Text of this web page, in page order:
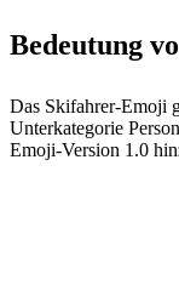
Bedeutung
Das Skifahrer-Emoji
Unterkategorie
Emoji-Version 1.0